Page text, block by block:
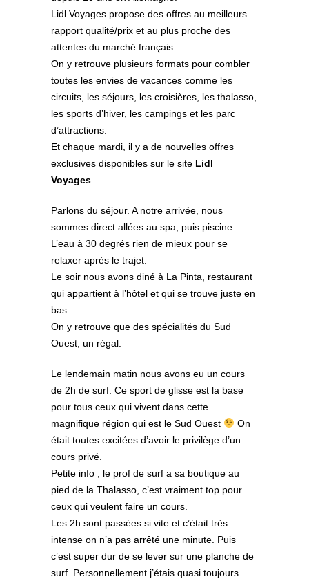
Lidl Voyages propose des offres au meilleurs
rapport qualité/prix et au plus proche des
attentes du marché français.
On y retrouve plusieurs formats pour combler
toutes les envies de vacances comme les
circuits, les séjours, les croisières, les thalasso,
les sports d’hiver, les campings et les parc
d’attractions.
Et chaque mardi, il y a de nouvelles offres
exclusives disponibles sur le site Lidl
Voyages
Parlons du séjour. A notre arrivée, nous
sommes direct allées au spa, puis piscine.
L’eau à 30 degrés rien de mieux pour se
relaxer après le trajet.
Le soir nous avons diné à La Pinta, restaurant
qui appartient à l’hôtel et qui se trouve juste en
bas.
On y retrouve que des spécialités du Sud
Ouest, un régal.
Le lendemain matin nous avons eu un cours
de 2h de surf. Ce sport de glisse est la base
pour tous ceux qui vivent dans cette
magnifique région qui est le Sud Ouest
On
était toutes excitées d’avoir le privilège d’un
cours privé.
Petite info ; le prof de surf a sa boutique au
pied de la Thalasso, c’est vraiment top pour
ceux qui veulent faire un cours.
Les 2h sont passées si vite et c’était très
intense on n’a pas arrêté une minute. Puis
c’est super dur de se lever sur une planche de
surf. Personnellement j’étais quasi toujours